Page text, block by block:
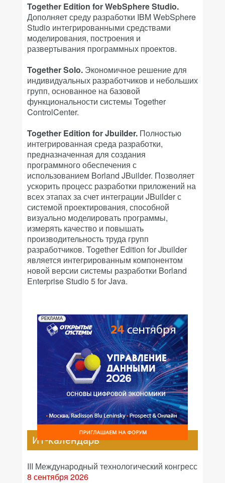
Together Edition for WebSphere Studio.
Дополняет среду разработки IBM WebSphere
Studio интегрированными средствами
моделирования, построения и
развертывания программных проектов.
Together Solo. Экономичное решение для
индивидуальных разработчиков и небольших
групп, основанное на базовой
функциональности системы Together
ControlCenter.
Together Edition for Jbuilder. Полностью
интегрированная среда разработки,
предназначенная для создания
программного обеспечения с
использованием Borland JBuilder. Позволяет
ускорить процесс разработки приложений на
всех этапах за счет интеграции JBuilder с
системой проектирования, способной
визуально моделировать программы,
измерять качество и повышать
производительность труда групп
разработчиков. Together Edition for Jbuilder
является интегрированным компонентом
новой версии системы разработки Borland
Enterprise Studio 5 for Java.
РЕКЛАМА
ИТ-календарь
III Международный технологический конгресс
8 сентября 2026